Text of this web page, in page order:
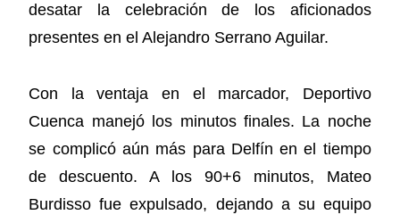
desatar la celebración de los aficionados
presentes en el Alejandro Serrano Aguilar.
Con la ventaja en el marcador, Deportivo
Cuenca manejó los minutos finales. La noche
se complicó aún más para Delfín en el tiempo
de descuento. A los 90+6 minutos, Mateo
Burdisso fue expulsado, dejando a su equipo